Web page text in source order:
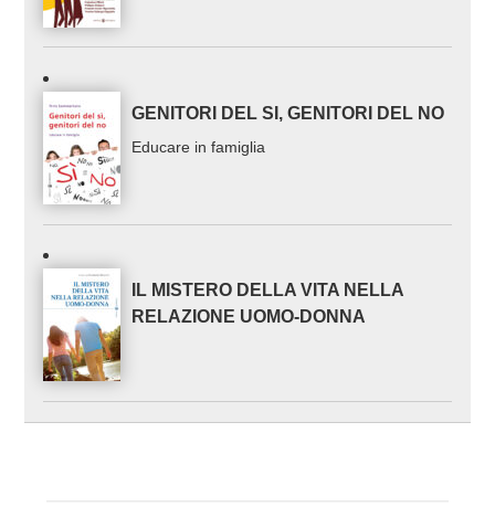
GENITORI DEL SI, GENITORI DEL NO
Educare in famiglia
IL MISTERO DELLA VITA NELLA
RELAZIONE UOMO-DONNA